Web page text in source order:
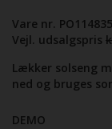
Vare nr.
Vejl. udsalgspris
Lækker solseng
ned og bruges
DEMO